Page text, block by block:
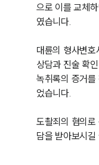
으로 이를 교체
였습니다.
대륜의 형사변
상담과 진술 확
녹취록의 증거
었습니다.
도촬죄의 혐의
담을 받아보시길